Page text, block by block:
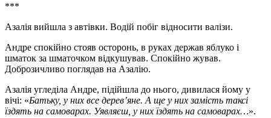
***
Азалія вийшла з автівки. Водій побіг відносити валізи.
Андре спокійно стояв осторонь, в руках держав яблуко і
шматок за шматочком відкушував. Спокійно жував.
Доброзичливо поглядав на Азалію.
Азалія угледіла Андре, підійшла до нього, дивилася йому у
вічі: «Батьку, у них все дерев’яне. А ще у них замість таксі
їздять на самоварах. Уявляєш, у них їздять на самоварах…».